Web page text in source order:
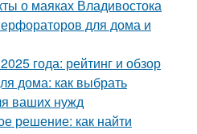
о маяках Владивостока
для дома и
года: рейтинг и обзор
дома: как выбрать
ваших нужд
решение: как найти